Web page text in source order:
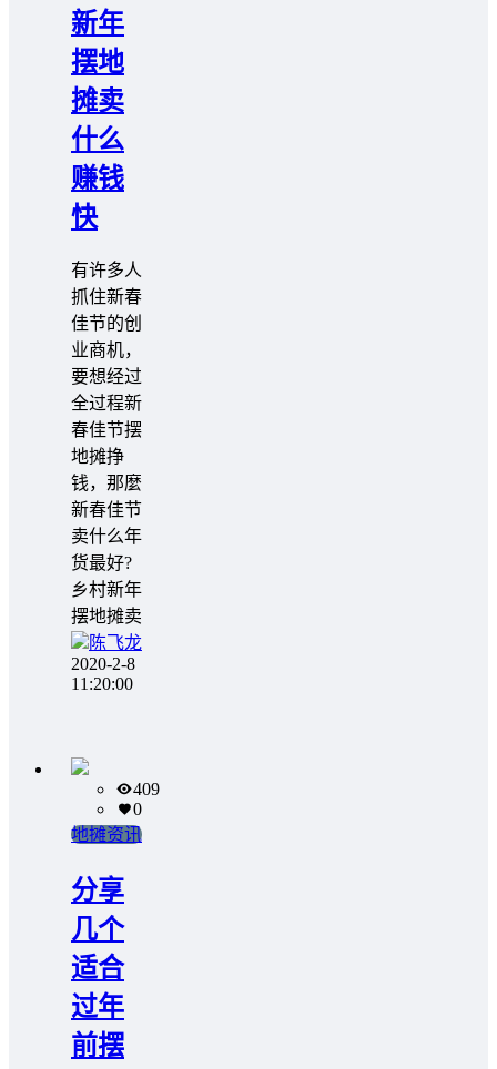
新年
摆地
摊卖
什么
赚钱
快
有许多人
抓住新春
佳节的创
业商机，
要想经过
全过程新
春佳节摆
地摊挣
钱，那麼
新春佳节
卖什么年
货最好?
乡村新年
摆地摊卖
陈飞龙
2020-2-8
11:20:00
409
0
地摊资讯
分享
几个
适合
过年
前摆